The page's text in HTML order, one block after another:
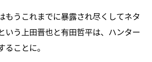
もうこれまでに暴露され尽くしてネタ
いう上田晋也と有田哲平は、ハンター
ることに。